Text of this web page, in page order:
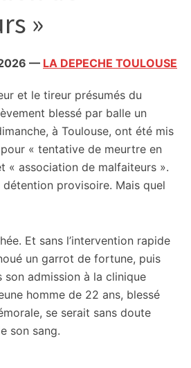
»
— LA DEPECHE TOULOUSE
et le tireur présumés du
blessé par balle un
à Toulouse, ont été mis
« tentative de meurtre en
« association de malfaiteurs ».
provisoire. Mais quel
Et sans l’intervention rapide
un garrot de fortune, puis
son admission à la clinique
homme de 22 ans, blessé
se serait sans doute
son sang.